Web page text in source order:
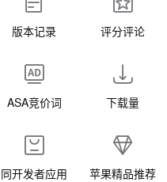
版本记录 评分评论
ASA竞价词 下载量
同开发者应用 苹果精品推荐